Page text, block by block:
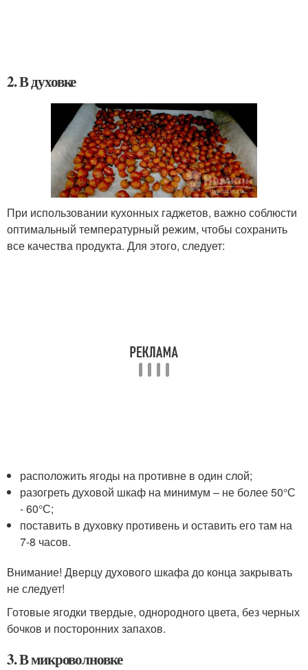
2. В духовке
При использовании кухонных гаджетов, важно соблюсти
оптимальный температурный режим, чтобы сохранить
все качества продукта. Для этого, следует:
расположить ягоды на противне в один слой;
разогреть духовой шкаф на минимум – не более 50°С
- 60°С;
поставить в духовку противень и оставить его там на
7-8 часов.
Внимание! Дверцу духового шкафа до конца закрывать
не следует!
Готовые ягодки твердые, однородного цвета, без черных
бочков и посторонних запахов.
3. В микроволновке